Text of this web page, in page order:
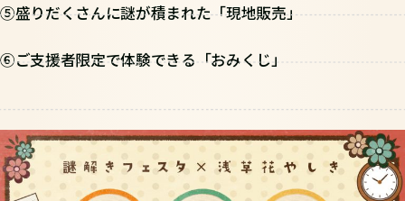
⑤盛りだくさんに謎が積まれた「現地販売」
⑥ご支援者限定で体験できる「おみくじ」